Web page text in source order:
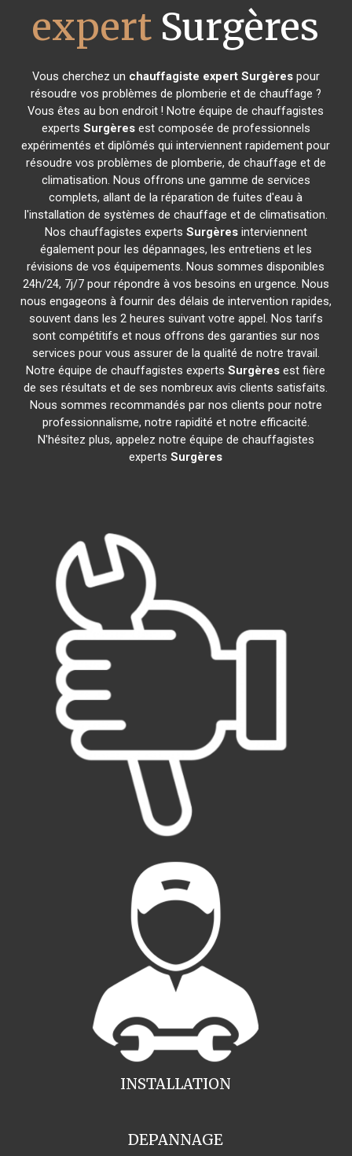
expert Surgères
Vous cherchez un chauffagiste expert Surgèrespour
résoudre vos problèmes de plomberie et de chauffage ?
Vous êtes au bon endroit ! Notre équipe de chauffagistes
experts Surgèresest composée de professionnels
expérimentés et diplômés qui interviennent rapidement pour
résoudre vos problèmes de plomberie, de chauffage et de
climatisation. Nous offrons une gamme de services
complets, allant de la réparation de fuites d'eau à
l'installation de systèmes de chauffage et de climatisation.
Nos chauffagistes experts Surgèresinterviennent
également pour les dépannages, les entretiens et les
révisions de vos équipements. Nous sommes disponibles
24h/24, 7j/7 pour répondre à vos besoins en urgence. Nous
nous engageons à fournir des délais de intervention rapides,
souvent dans les 2 heures suivant votre appel. Nos tarifs
sont compétitifs et nous offrons des garanties sur nos
services pour vous assurer de la qualité de notre travail.
Notre équipe de chauffagistes expertsSurgères est fière
de ses résultats et de ses nombreux avis clients satisfaits.
Nous sommes recommandés par nos clients pour notre
professionnalisme, notre rapidité et notre efficacité.
N'hésitez plus, appelez notre équipe de chauffagistes
expertsSurgères
INSTALLATION
DEPANNAGE